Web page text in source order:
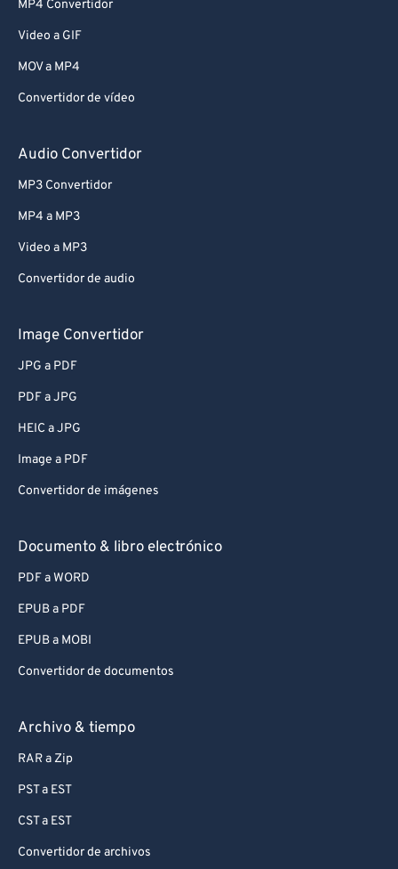
MP4 Convertidor
Video a GIF
MOV a MP4
Convertidor de vídeo
Audio Convertidor
MP3 Convertidor
MP4 a MP3
Video a MP3
Convertidor de audio
Image Convertidor
JPG a PDF
PDF a JPG
HEIC a JPG
Image a PDF
Convertidor de imágenes
Documento & libro electrónico
PDF a WORD
EPUB a PDF
EPUB a MOBI
Convertidor de documentos
Archivo & tiempo
RAR a Zip
PST a EST
CST a EST
Convertidor de archivos